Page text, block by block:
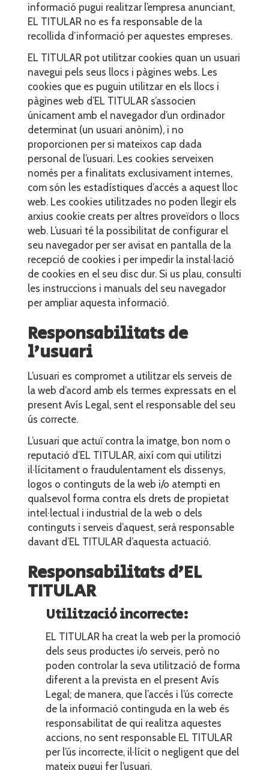
informació pugui realitzar l’empresa anunciant,
EL TITULAR no es fa responsable de la
recollida d’informació per aquestes empreses.
EL TITULAR pot utilitzar cookies quan un usuari
navegui pels seus llocs i pàgines webs. Les
cookies que es puguin utilitzar en els llocs i
pàgines web d’EL TITULAR s’associen
únicament amb el navegador d’un ordinador
determinat (un usuari anònim), i no
proporcionen per si mateixos cap dada
personal de l’usuari. Les cookies serveixen
només per a finalitats exclusivament internes,
com són les estadístiques d’accés a aquest lloc
web. Les cookies utilitzades no poden llegir els
arxius cookie creats per altres proveïdors o llocs
web. L’usuari té la possibilitat de configurar el
seu navegador per ser avisat en pantalla de la
recepció de cookies i per impedir la instal·lació
de cookies en el seu disc dur. Si us plau, consulti
les instruccions i manuals del seu navegador
per ampliar aquesta informació.
Responsabilitats de
l’usuari
L’usuari es compromet a utilitzar els serveis de
la web d’acord amb els termes expressats en el
present Avís Legal, sent el responsable del seu
ús correcte.
L’usuari que actuï contra la imatge, bon nom o
reputació d’EL TITULAR, així com qui utilitzi
il·lícitament o fraudulentament els dissenys,
logos o continguts de la web i/o atempti en
qualsevol forma contra els drets de propietat
intel·lectual i industrial de la web o dels
continguts i serveis d’aquest, serà responsable
davant d’EL TITULAR d’aquesta actuació.
Responsabilitats d’EL
TITULAR
Utilització incorrecte:
EL TITULAR ha creat la web per la promoció
dels seus productes i/o serveis, però no
poden controlar la seva utilització de forma
diferent a la prevista en el present Avís
Legal; de manera, que l’accés i l’ús correcte
de la informació continguda en la web és
responsabilitat de qui realitza aquestes
accions, no sent responsable EL TITULAR
per l’ús incorrecte, il·lícit o negligent que del
mateix pugui fer l’usuari.